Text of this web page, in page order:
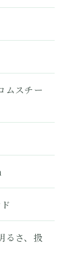
ムスチー
るさ、扱